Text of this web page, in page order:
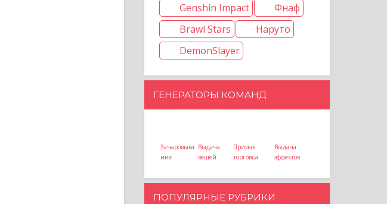
Genshin Impact
Фнаф
Brawl Stars
Наруто
DemonSlayer
ГЕНЕРАТОРЫ КОМАНД
Зачаровыва
ние
Выдача
вещей
Призыв
торговца
Выдача
эффектов
ПОПУЛЯРНЫЕ РУБРИКИ